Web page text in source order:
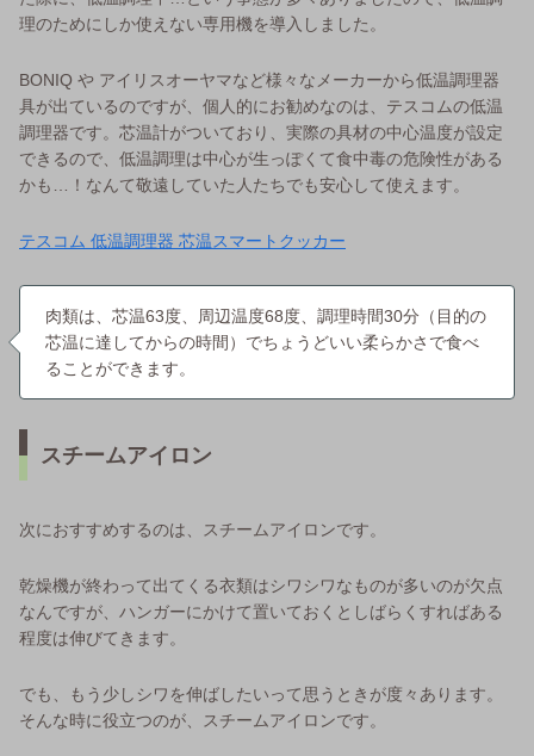
理のためにしか使えない専用機を導入しました。
BONIQ や アイリスオーヤマなど様々なメーカーから低温調理器
具が出ているのですが、個人的にお勧めなのは、テスコムの低温
調理器です。芯温計がついており、実際の具材の中心温度が設定
できるので、低温調理は中心が生っぽくて食中毒の危険性がある
かも…！なんて敬遠していた人たちでも安心して使えます。
テスコム 低温調理器 芯温スマートクッカー
肉類は、芯温63度、周辺温度68度、調理時間30分（目的の
芯温に達してからの時間）でちょうどいい柔らかさで食べ
ることができます。
スチームアイロン
次におすすめするのは、スチームアイロンです。
乾燥機が終わって出てくる衣類はシワシワなものが多いのが欠点
なんですが、ハンガーにかけて置いておくとしばらくすればある
程度は伸びてきます。
でも、もう少しシワを伸ばしたいって思うときが度々あります。
そんな時に役立つのが、スチームアイロンです。